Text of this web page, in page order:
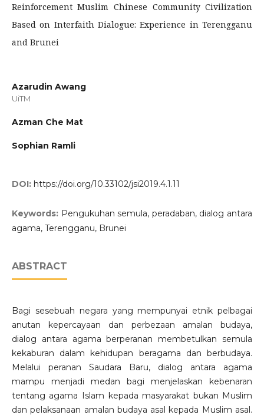
Reinforcement Muslim Chinese Community Civilization
Based on Interfaith Dialogue: Experience in Terengganu
and Brunei
Azarudin Awang
UiTM
Azman Che Mat
Sophian Ramli
DOI: https://doi.org/10.33102/jsi2019.4.1.11
Keywords: Pengukuhan semula, peradaban, dialog antara
agama, Terengganu, Brunei
ABSTRACT
Bagi sesebuah negara yang mempunyai etnik pelbagai
anutan kepercayaan dan perbezaan amalan budaya,
dialog antara agama berperanan membetulkan semula
kekaburan dalam kehidupan beragama dan berbudaya.
Melalui peranan Saudara Baru, dialog antara agama
mampu menjadi medan bagi menjelaskan kebenaran
tentang agama Islam kepada masyarakat bukan Muslim
dan pelaksanaan amalan budaya asal kepada Muslim asal.